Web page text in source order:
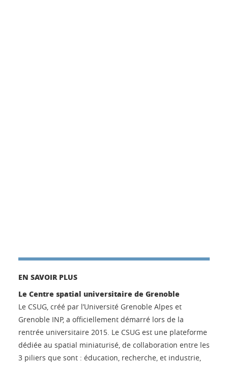
EN SAVOIR PLUS
Le Centre spatial universitaire de Grenoble
Le CSUG, créé par l’Université Grenoble Alpes et
Grenoble INP, a officiellement démarré lors de la
rentrée universitaire 2015. Le CSUG est une plateforme
dédiée au spatial miniaturisé, de collaboration entre les
3 piliers que sont : éducation, recherche, et industrie,